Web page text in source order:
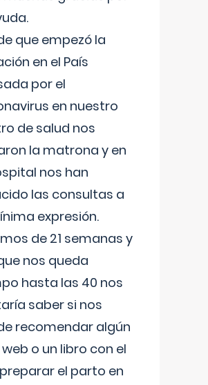
que empezó la
en el País
por el
en nuestro
de salud nos
la matrona y en
nos han
las consultas a
expresión.
de 21 semanas y
nos queda
hasta las 40 nos
saber si nos
recomendar algún
o un libro con el
el parto en